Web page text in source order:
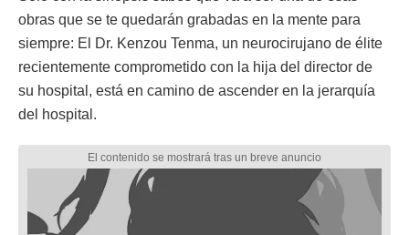
obras que se te quedarán grabadas en la mente para
siempre: El Dr. Kenzou Tenma, un neurocirujano de élite
recientemente comprometido con la hija del director de
su hospital, está en camino de ascender en la jerarquía
del hospital.